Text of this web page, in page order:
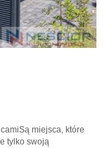
miejsca, które
tylko swoją